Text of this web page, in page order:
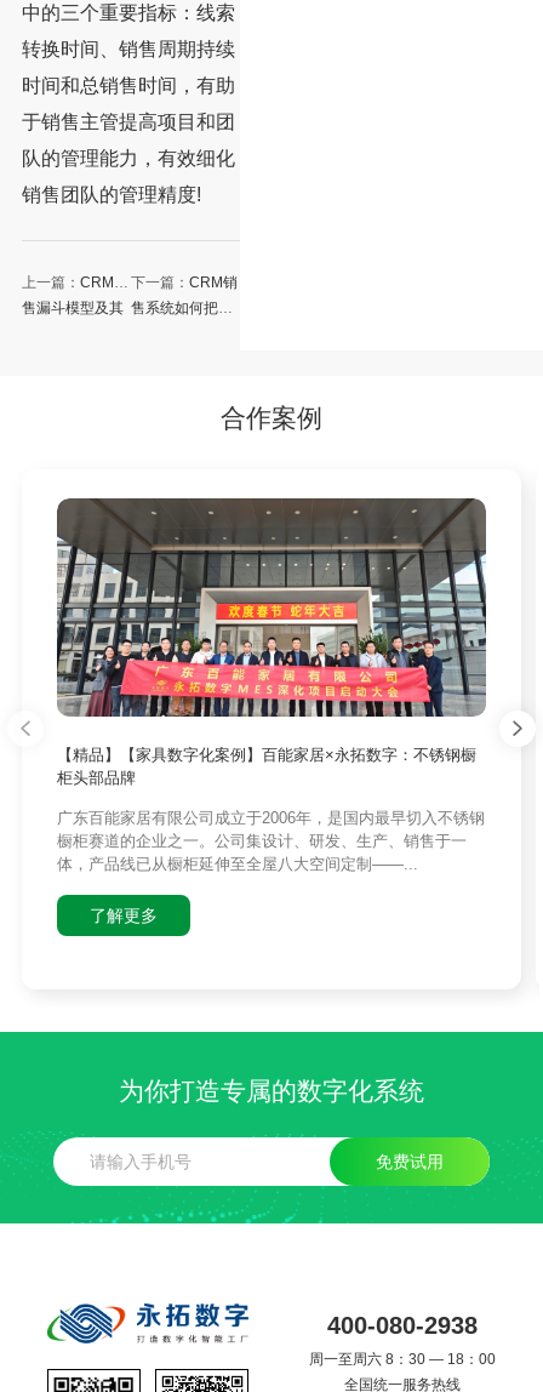
中的三个重要指标：线索
转换时间、销售周期持续
时间和总销售时间，有助
于销售主管提高项目和团
队的管理能力，有效细化
销售团队的管理精度!
上一篇： CRM销
售漏斗模型及其
下一篇： CRM销
售系统如何把企
合作案例
【精品】【家具数字化案例】百能家居×永拓数字：不锈钢橱
柜头部品牌
广东百能家居有限公司成立于2006年，是国内最早切入不锈钢
橱柜赛道的企业之一。公司集设计、研发、生产、销售于一
体，产品线已从橱柜延伸至全屋八大空间定制——...
了解更多
为你打造专属的数字化系统
免费试用
400-080-2938
周一至周六 8：30 — 18：00
全国统一服务热线